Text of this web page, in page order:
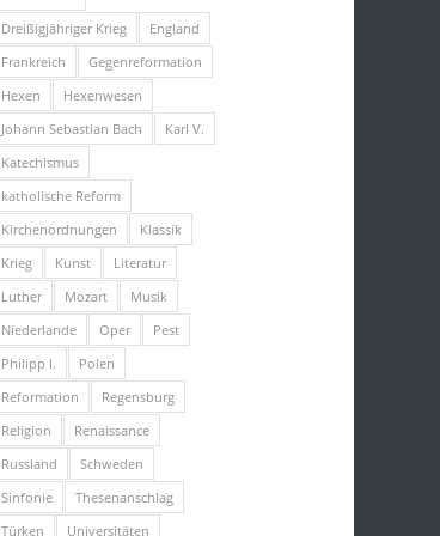
Dreißigjähriger Krieg
England
Frankreich
Gegenreformation
Hexen
Hexenwesen
Johann Sebastian Bach
Karl V.
Katechismus
katholische Reform
Kirchenordnungen
Klassik
Krieg
Kunst
Literatur
Luther
Mozart
Musik
Niederlande
Oper
Pest
Philipp I.
Polen
Reformation
Regensburg
Religion
Renaissance
Russland
Schweden
Sinfonie
Thesenanschlag
Türken
Universitäten